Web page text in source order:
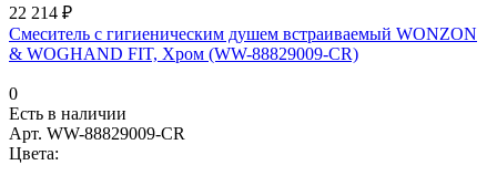
22 214 ₽
Смеситель с гигиеническим душем встраиваемый WONZON
& WOGHAND FIT, Хром (WW-88829009-CR)
0
Есть в наличии
Арт. WW-88829009-CR
Цвета: